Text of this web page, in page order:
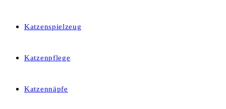
Katzenspielzeug
Katzenpflege
Katzennäpfe